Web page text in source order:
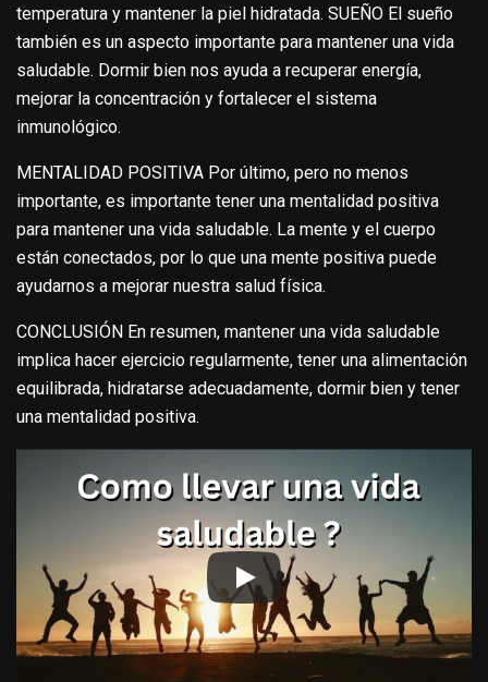
temperatura y mantener la piel hidratada. SUEÑO El sueño
también es un aspecto importante para mantener una vida
saludable. Dormir bien nos ayuda a recuperar energía,
mejorar la concentración y fortalecer el sistema
inmunológico.
MENTALIDAD POSITIVA Por último, pero no menos
importante, es importante tener una mentalidad positiva
para mantener una vida saludable. La mente y el cuerpo
están conectados, por lo que una mente positiva puede
ayudarnos a mejorar nuestra salud física.
CONCLUSIÓN En resumen, mantener una vida saludable
implica hacer ejercicio regularmente, tener una alimentación
equilibrada, hidratarse adecuadamente, dormir bien y tener
una mentalidad positiva.